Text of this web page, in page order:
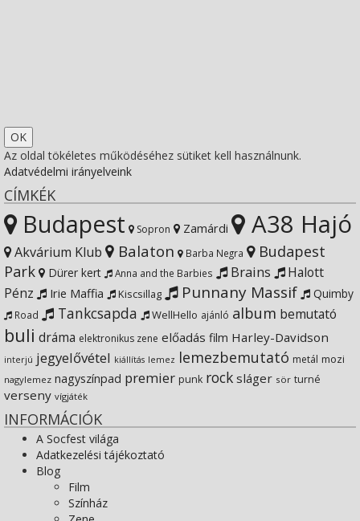
Twitter
on
Instagram
profile
on
YouTube
SocfestHun’s
profile
on
Google+
Az oldal tökéletes működéséhez sütiket kell használnunk.
Adatvédelmi irányelveink
CÍMKÉK
Budapest Sopron Zamárdi A38 Hajó
Akvárium Klub Balaton Barba Negra
Budapest
Park
Dürer kert Anna and the Barbies Brains
Halott
Pénz
Irie Maffia Kiscsillag Punnany Massif Quimby
Road Tankcsapda WellHello ajánló album bemutató
buli dráma elektronikus zene előadás film Harley-Davidson
interjú jegyelővétel kiállítás lemez lemezbemutató metál mozi
nagylemez nagyszínpad premier punk rock sláger sör turné
verseny vígjáték
INFORMÁCIÓK
A Socfest világa
Adatkezelési tájékoztató
Blog
Film
Színház